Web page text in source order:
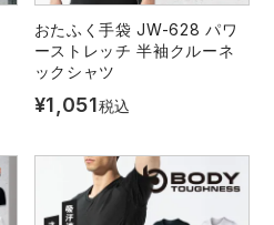
おたふく手袋 JW-628 パワ
ーストレッチ 半袖クルーネ
ックシャツ
¥1,051税込